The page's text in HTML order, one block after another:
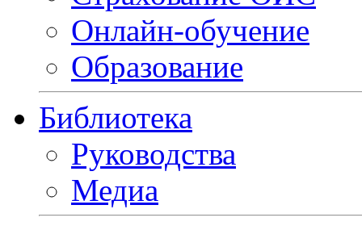
Онлайн-обучение
Образование
Библиотека
Руководства
Медиа